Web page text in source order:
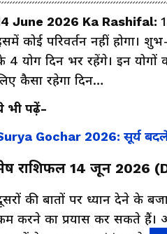
June 2026 Ka Rashifal:
कोई परिवर्तन नहीं होगा।
4 योग दिन भर रहेंगे। इन योगों
कैसा रहेगा दिन…
भी पढ़ें-
Gochar 2026: सूर्य
राशिफल 14 जून 2026
की बातों पर ध्यान देने के
करने का प्रयास कर सकते हैं।